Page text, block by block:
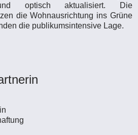
optisch aktualisiert. Die
die Wohnausrichtung ins Grüne
die publikumsintensive Lage.